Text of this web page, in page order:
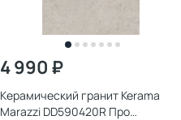
4 990 ₽
Керамический гранит Kerama
Marazzi DD590420R Про